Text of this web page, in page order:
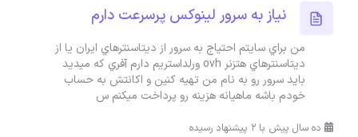
نياز به سرور لينوکس پرسرعت دارم
من براي سايتم احتياج به سرور از ديتاسنترهاي ايران يا از
ديتاسنترهاي هتزنر ovh ورلداستريم دارم آفري که ميديد
بايد سرور رو به نام من تهيه کنين و اکانتش به حساب
خودم باشه ماهيانه هزينه رو پرداخت ميکنم س
ده سال پیش با 2 پیشنهاد رسیده